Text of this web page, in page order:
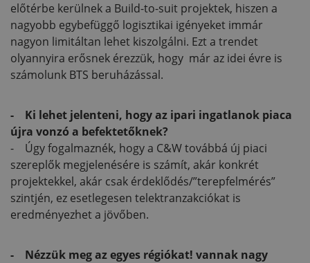
előtérbe kerülnek a Build-to-suit projektek, hiszen a
nagyobb egybefüggő logisztikai igényeket immár
nagyon limitáltan lehet kiszolgálni. Ezt a trendet
olyannyira erősnek érezzük, hogy már az idei évre is
számolunk BTS beruházással.
- Ki lehet jelenteni, hogy az ipari ingatlanok piaca
újra vonzó a befektetőknek?
- Úgy fogalmaznék, hogy a C&W továbbá új piaci
szereplők megjelenésére is számít, akár konkrét
projektekkel, akár csak érdeklődés/”terepfelmérés”
szintjén, ez esetlegesen telektranzakciókat is
eredményezhet a jövőben.
- Nézzük meg az egyes régiókat! vannak nagy